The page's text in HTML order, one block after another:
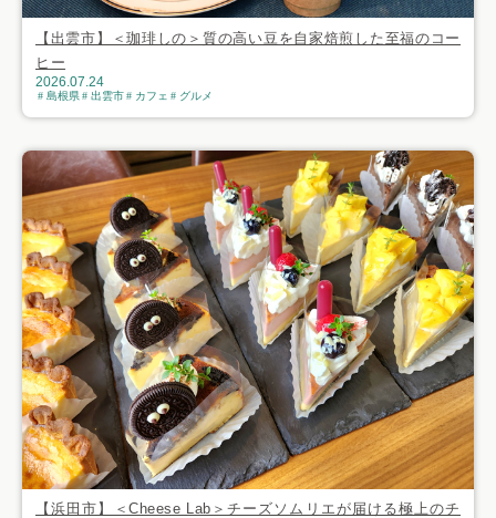
【出雲市】＜珈琲しの＞質の高い豆を自家焙煎した至福のコー
ヒー
2026.07.24
島根県 出雲市 カフェ グルメ
【浜田市】＜Cheese Lab＞チーズソムリエが届ける極上のチ